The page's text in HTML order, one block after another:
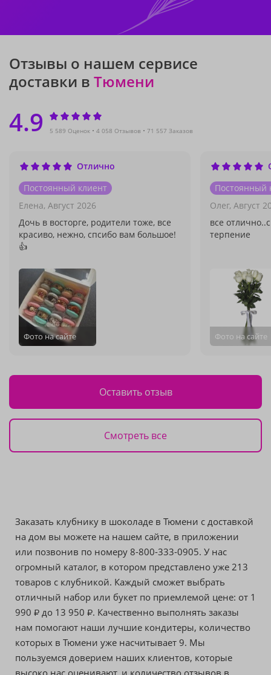
Отзывы о нашем сервисе
доставки в Тюмени
4.9 5 589 Оценок 4 058 Отзывов 71 557 Заказов
Отлично
Постоянный клиент
Елена, Август 2026
Дочь в восторге, родители тоже, все
красиво, нежно, спсибо вам большое!
👍
Фото на сайте
Постоянный
Олег, Август
все
терпение
Фото на сайте
Оставить отзыв
Смотреть все
Заказать клубнику в шоколаде в Тюмени с доставкой
на дом вы можете на нашем сайте, в приложении
или позвонив по номеру 8-800-333-0905. У нас
огромный каталог, в котором представлено уже 213
товаров с клубникой. Каждый сможет выбрать
отличный набор или букет по приемлемой цене: от 1
990 ₽ до 13 950 ₽. Качественно выполнять заказы
нам помогают наши лучшие кондитеры, количество
которых в Тюмени уже насчитывает 9. Мы
пользуемся доверием наших клиентов, которые
высоко нас оценивают, и количество отзывов в